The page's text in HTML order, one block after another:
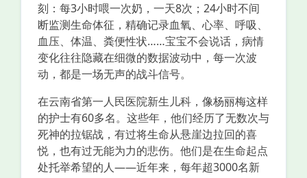
刻：每3小时喂一次奶，一天8次；24小时不间
断监测生命体征，精确记录血氧、心率、呼吸、
血压、体温、粪便性状……宝宝不会说话，病情
变化往往隐藏在细微的数据波动中，每一次波
动，都是一场无声的战斗信号。
在云南省第一人民医院新生儿科，像杨丽梅这样
的护士有60多名。这些年，他们经历了无数次与
死神的拉锯战，有过将生命从悬崖边拉回的喜
悦，也有过无能为力的悲伤。他们是在生命起点
处托举希望的人——近年来，每年超3000名新